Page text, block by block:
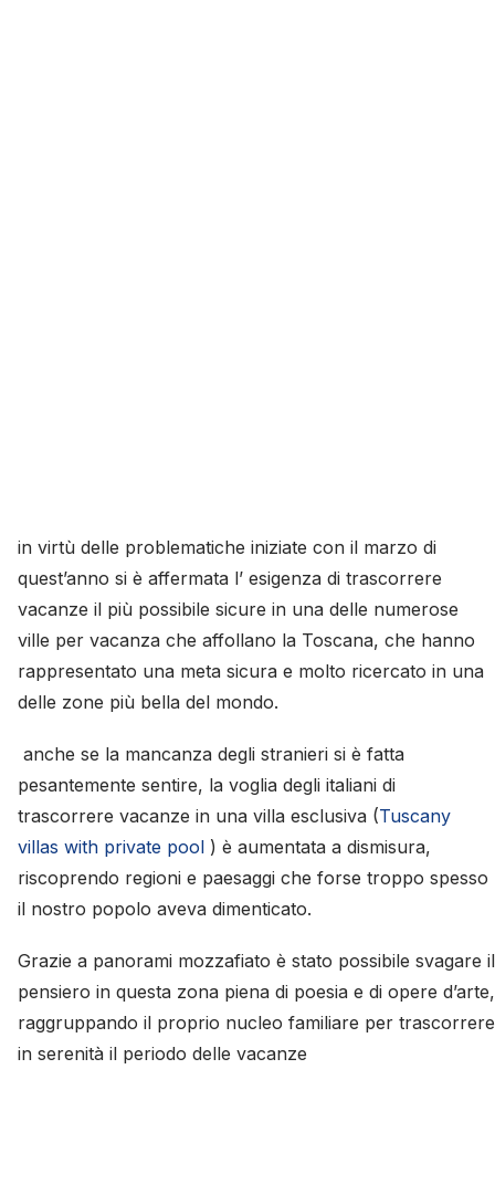
in virtù delle problematiche iniziate con il marzo di
quest’anno si è affermata l’ esigenza di trascorrere
vacanze il più possibile sicure in una delle numerose
ville per vacanza che affollano la Toscana, che hanno
rappresentato una meta sicura e molto ricercato in una
delle zone più bella del mondo.
anche se la mancanza degli stranieri si è fatta
pesantemente sentire, la voglia degli italiani di
trascorrere vacanze in una villa esclusiva (Tuscany
villas with private pool ) è aumentata a dismisura,
riscoprendo regioni e paesaggi che forse troppo spesso
il nostro popolo aveva dimenticato.
Grazie a panorami mozzafiato è stato possibile svagare il
pensiero in questa zona piena di poesia e di opere d’arte,
raggruppando il proprio nucleo familiare per trascorrere
in serenità il periodo delle vacanze